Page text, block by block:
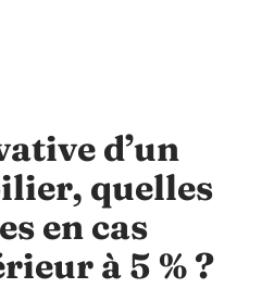
d’un
quelles
en cas
à 5 % ?